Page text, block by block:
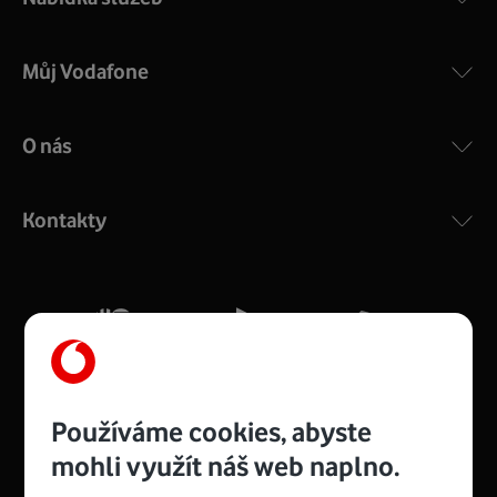
COMPAL CH7465VF
silný signál pro celou domácnost. Kompaktní rozměry 21
Více o COMPAL CH7465VF
Můj Vodafone
O nás
Kontakty
Používáme cookies, abyste
mohli využít náš web naplno.